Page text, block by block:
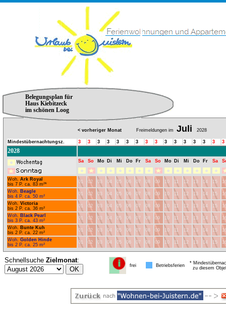
Belegungsplan für
Haus Kiebitzeck
im schönen Loog
< vorheriger Monat Freimeldungen im Juli 2028
Mindestübernachtungsz. 3 3 3 3 3 3 3 3 3 3 3 3 3 3 3 3
2028
Sa So Mo Di Mi Do Fr Sa So Mo Di Mi Do Fr Sa
Woh. Ark Royal
bis 7 P. ca. 83 m²*
01 02 03 04 05 06 07 08 09 10 11 12 13 14 15
Woh. Beagle
bis 4 P. ca. 50 m²
01 02 03 04 05 06 07 08 09 10 11 12 13 14 15
Woh. Victoria
bis 2 P. ca. 36 m²
01 02 03 04 05 06 07 08 09 10 11 12 13 14 15
Woh. Black Pearl
bis 3 P. ca. 43 m²
01 02 03 04 05 06 07 08 09 10 11 12 13 14 15
Woh. Bunte Kuh
bis 2 P. ca. 22 m²
01 02 03 04 05 06 07 08 09 10 11 12 13 14 15
Woh. Golden Hinde
bis 2 P. ca. 25 m²
01 02 03 04 05 06 07 08 09 10 11 12 13 14 15
Schnellsuche Zielmonat:
frei Betriebsferien
*
zu diesem